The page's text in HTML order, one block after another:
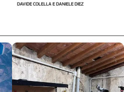
DAVIDE COLELLA E DANIELE DIEZ